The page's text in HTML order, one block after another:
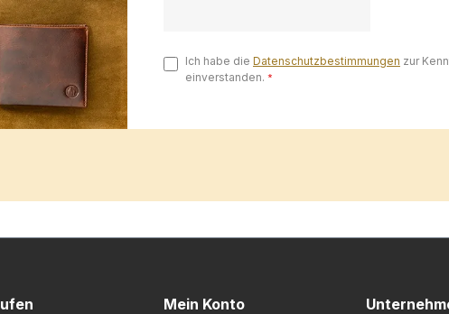
Ich habe die Datenschutzbestimmungen zur
einverstanden. *
Mein Konto